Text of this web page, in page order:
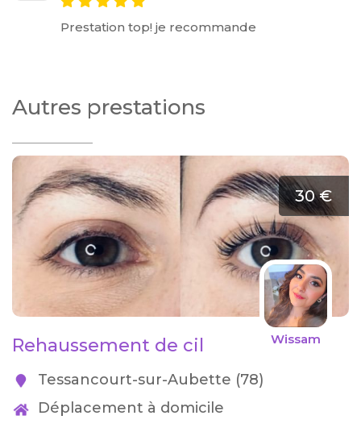
Prestation top! je recommande
Autres prestations
30 €
Wissam
Rehaussement de cil
Tessancourt-sur-Aubette (78)
Déplacement à domicile